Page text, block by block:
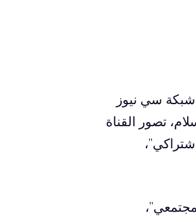
شبكة سي نيوز
تصور القناة